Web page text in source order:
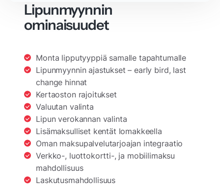
Lipunmyynnin
ominaisuudet
Monta lipputyyppiä samalle tapahtumalle
Lipunmyynnin ajastukset – early bird, last
change hinnat
Kertaoston rajoitukset
Valuutan valinta
Lipun verokannan valinta
Lisämaksulliset kentät lomakkeella
Oman maksupalvelutarjoajan integraatio
Verkko-, luottokortti-, ja mobiilimaksu
mahdollisuus
Laskutusmahdollisuus